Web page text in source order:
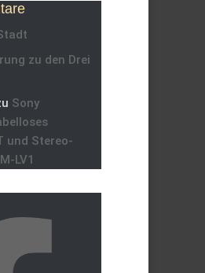
zu den Drei
Sony
und Stereo-
LV1